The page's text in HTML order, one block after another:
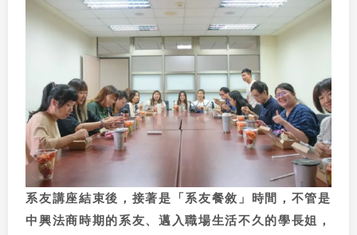
系友講座結束後，接著是「系友餐敘」時間，不管是
中興法商時期的系友、邁入職場生活不久的學長姐，